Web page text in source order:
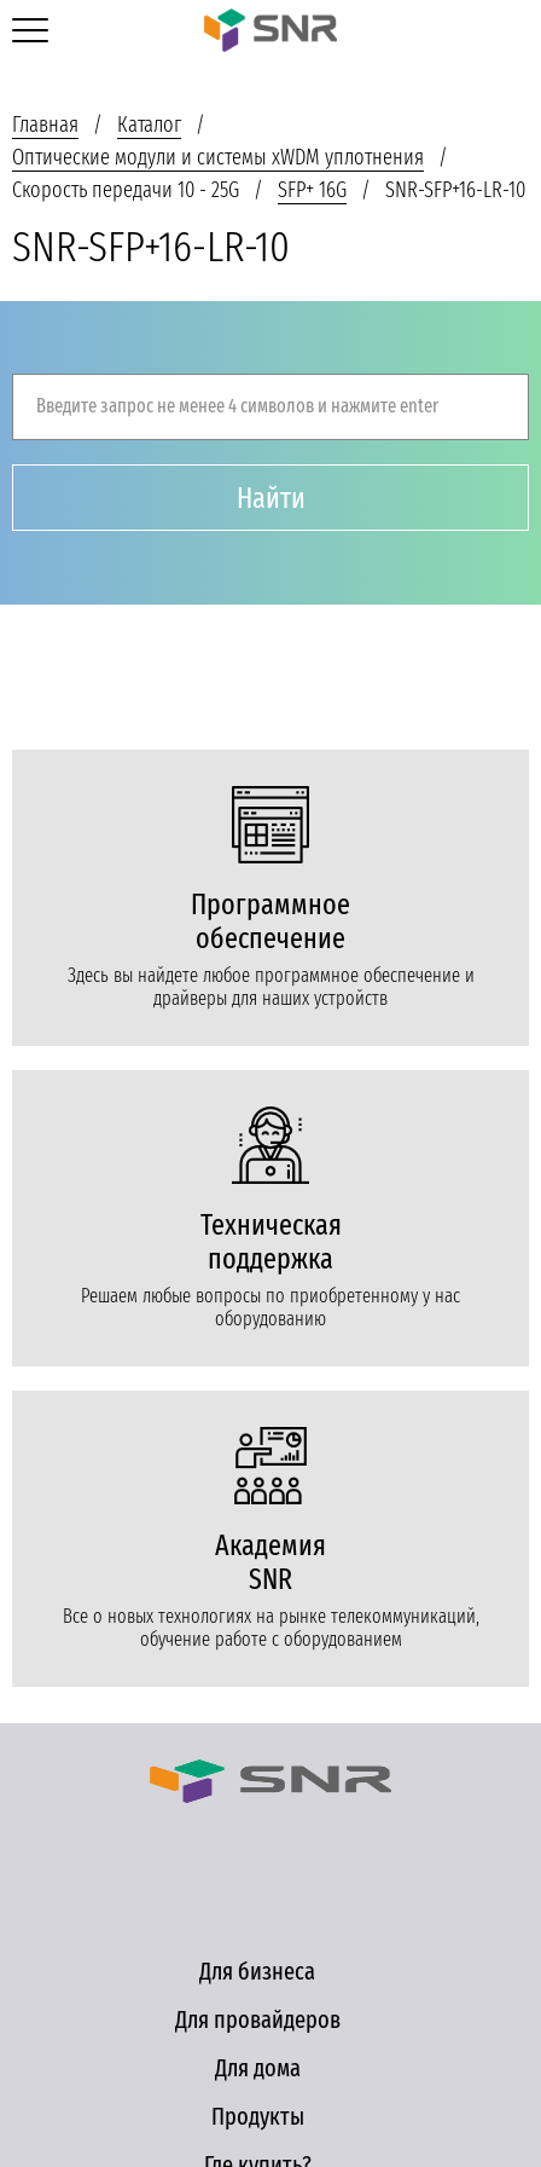
Главная
Каталог
Оптические модули и системы xWDM уплотнения
Скорость передачи 10 - 25G
SFP+ 16G SNR-SFP+16-LR-10
SNR-SFP+16-LR-10
Введите запрос не менее 4 символов и нажмите enter
Найти
Программное
обеспечение
Здесь вы найдете любое программное обеспечение и
драйверы для наших устройств
Техническая
поддержка
Решаем любые вопросы по приобретенному у нас
оборудованию
Академия
SNR
Все о новых технологиях на рынке телекоммуникаций,
обучение работе с оборудованием
Для бизнеса
Для провайдеров
Для дома
Продукты